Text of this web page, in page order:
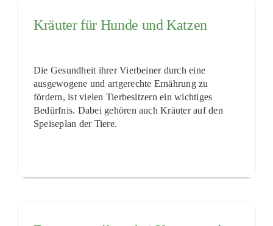
Kräuter für Hunde und Katzen
Die Gesundheit ihrer Vierbeiner durch eine
ausgewogene und artgerechte Ernährung zu
fördern, ist vielen Tierbesitzern ein wichtiges
Bedürfnis. Dabei gehören auch Kräuter auf den
Speiseplan der Tiere.